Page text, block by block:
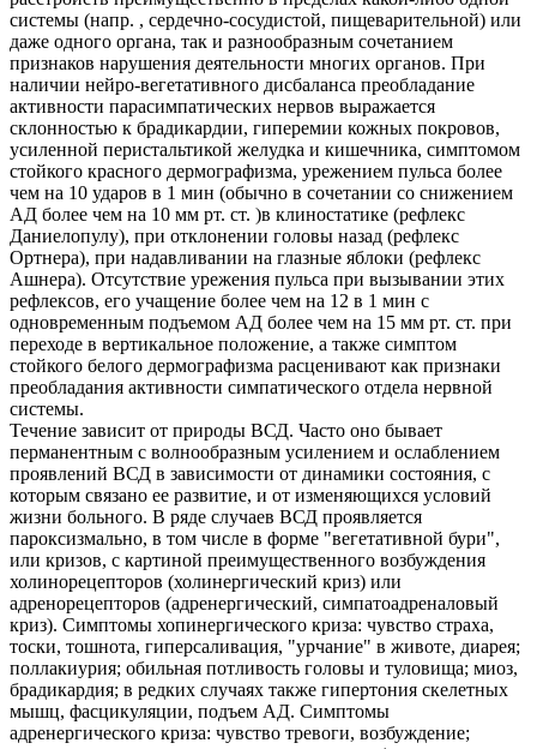
системы (напр. , сердечно-сосудистой, пищеварительной) или
даже одного органа, так и разнообразным сочетанием
признаков нарушения деятельности многих органов. При
наличии нейро-вегетативного дисбаланса преобладание
активности парасимпатических нервов выражается
склонностью к брадикардии, гиперемии кожных покровов,
усиленной перистальтикой желудка и кишечника, симптомом
стойкого красного дермографизма, урежением пульса более
чем на 10 ударов в 1 мин (обычно в сочетании со снижением
АД более чем на 10 мм рт. ст. )в клиностатике (рефлекс
Даниелопулу), при отклонении головы назад (рефлекс
Ортнера), при надавливании на глазные яблоки (рефлекс
Ашнера). Отсутствие урежения пульса при вызывании этих
рефлексов, его учащение более чем на 12 в 1 мин с
одновременным подъемом АД более чем на 15 мм рт. ст. при
переходе в вертикальное положение, а также симптом
стойкого белого дермографизма расценивают как признаки
преобладания активности симпатического отдела нервной
системы.
Течение зависит от природы ВСД. Часто оно бывает
перманентным с волнообразным усилением и ослаблением
проявлений ВСД в зависимости от динамики состояния, с
которым связано ее развитие, и от изменяющихся условий
жизни больного. В ряде случаев ВСД проявляется
пароксизмально, в том числе в форме "вегетативной бури",
или кризов, с картиной преимущественного возбуждения
холинорецепторов (холинергический криз) или
адренорецепторов (адренергический, симпатоадреналовый
криз). Симптомы хопинергического криза: чувство страха,
тоски, тошнота, гиперсаливация, "урчание" в животе, диарея;
поллакиурия; обильная потливость головы и туловища; миоз,
брадикардия; в редких случаях также гипертония скелетных
мышц, фасцикуляции, подъем АД. Симптомы
адренергического криза: чувство тревоги, возбуждение;